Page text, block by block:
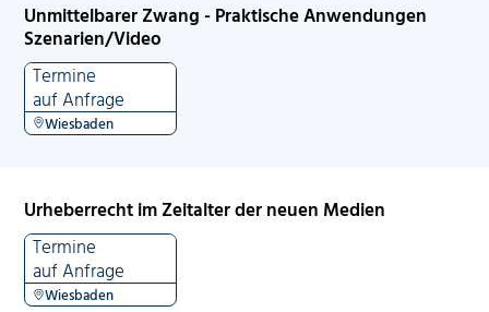
Unmittelbarer Zwang - Praktische Anwendungen
Szenarien/Video
Termine
auf Anfrage
Wiesbaden
Urheberrecht im Zeitalter der neuen Medien
Termine
auf Anfrage
Wiesbaden